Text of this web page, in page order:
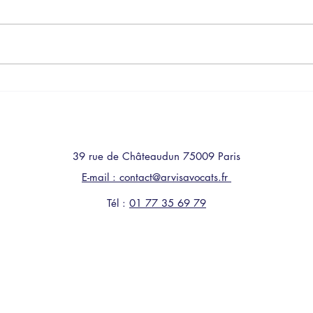
adjoint administratif du ministère
dont
39 rue de Châteaudun 75009 Paris
E-mail : contact@arvisavocats.fr
Tél : 01 77 35 69 79